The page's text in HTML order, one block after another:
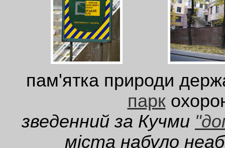
пам'ятка природи
парк
зведенний за Кучми
міста набуло